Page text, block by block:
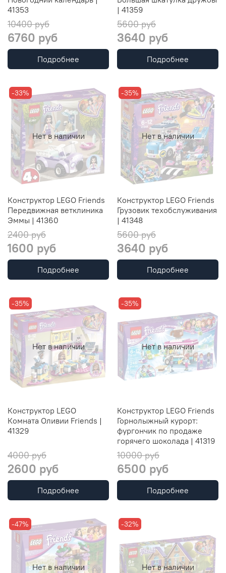
41353
10400 руб
6760 руб
Подробнее
| 41359
5600 руб
3640 руб
Подробнее
Нет в наличии
-33%
Конструктор LEGO Friends
Передвижная ветклиника
Эммы | 41360
2400 руб
1600 руб
Подробнее
Нет в наличии
-35%
Конструктор LEGO Friends
Грузовик техобслуживания
| 41348
5600 руб
3640 руб
Подробнее
Нет в наличии
-35%
Конструктор LEGO
Комната Оливии Friends |
41329
4000 руб
2600 руб
Подробнее
Нет в наличии
-35%
Конструктор LEGO Friends
Горнолыжный курорт:
фургончик по продаже
горячего шоколада | 41319
10000 руб
6500 руб
Подробнее
Нет в наличии
-47%
Нет в наличии
-32%